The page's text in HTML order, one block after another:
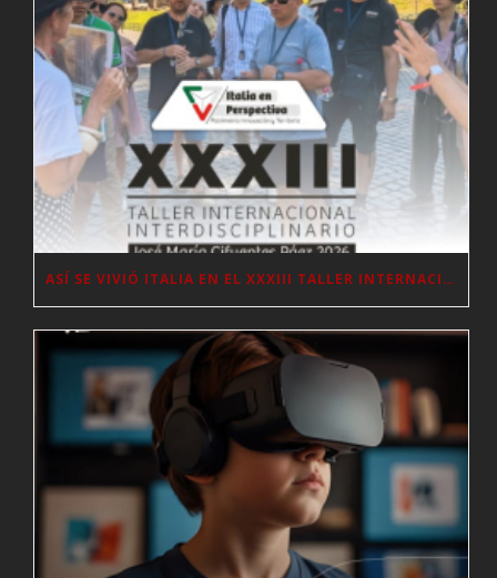
ASÍ SE VIVIÓ ITALIA EN EL XXXIII TALLER INTERNACIONAL INTERDISCIPLINAR